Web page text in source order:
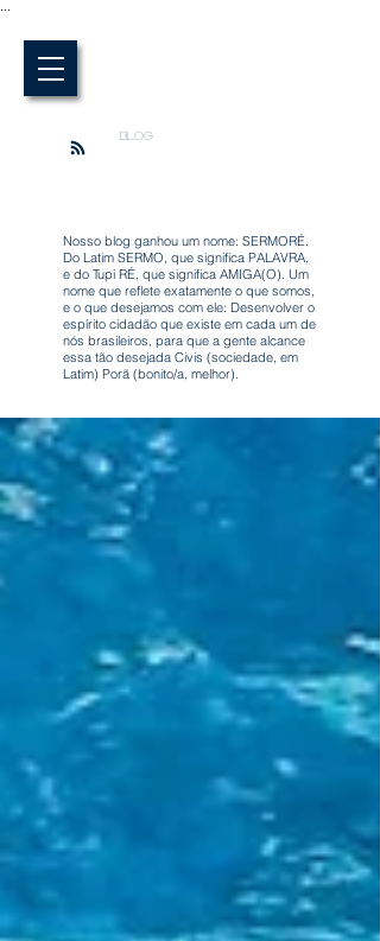
BLOG
Nosso blog ganhou um nome: SERMORÉ.
Do Latim SERMO, que significa PALAVRA,
e do Tupi RÉ, que significa AMIGA(O). Um
nome que reflete exatamente o que somos,
e o que desejamos com ele: Desenvolver o
espírito cidadão que existe em cada um de
nós brasileiros, para que a gente alcance
essa tão desejada Civis (sociedade, em
Latim) Porã (bonito/a, melhor).